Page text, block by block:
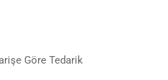
Göre Tedarik